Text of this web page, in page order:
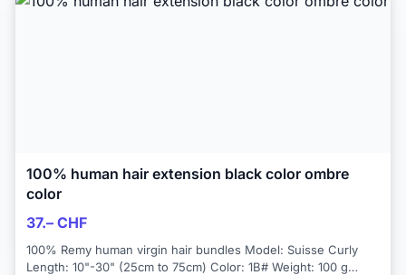
100% human hair extension black color ombre
color
37.– CHF
100% Remy human virgin hair bundles Model: Suisse Curly
Length: 10"-30" (25cm to 75cm) Color: 1B# Weight: 100 g